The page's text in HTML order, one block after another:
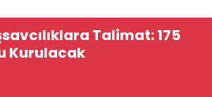
Talimat: 175
Kurulacak